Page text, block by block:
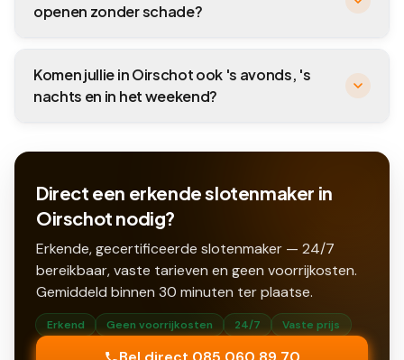
openen zonder schade?
Komen jullie in Oirschot ook 's avonds, 's
nachts en in het weekend?
Direct een erkende slotenmaker in
Oirschot nodig?
Erkende, gecertificeerde slotenmaker — 24/7
bereikbaar, vaste tarieven en geen voorrijkosten.
Gemiddeld binnen 30 minuten ter plaatse.
Erkend Geen voorrijkosten 24/7 Vaste prijs